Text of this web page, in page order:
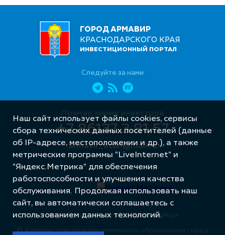
ГОРОД АРМАВИР
КРАСНОДАРСКОГО КРАЯ
ИНВЕСТИЦИОННЫЙ ПОРТАЛ
Следуйте за нами
Прямая линия инвестора
+7 86137 3 81 57
armavir_econ@mail.ru
© Администрация муниципального образования город
Разработка сайта – Интернет-Имидж
Наш сайт использует файлы cookies, сервисы
сбора технических данных посетителей (данные
об IP-адресе, местоположении и др.), а также
метрические программы "LiveInternet" и
"Яндекс.Метрика" для обеспечения
работоспособности и улучшения качества
обслуживания. Продолжая использовать наш
сайт, вы автоматически соглашаетесь с
использованием данных технологий.